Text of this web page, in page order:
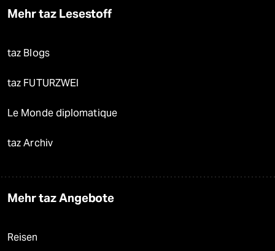
Mehr taz Lesestoff
taz Blogs
taz FUTURZWEI
Le Monde diplomatique
taz Archiv
Mehr taz Angebote
Reisen